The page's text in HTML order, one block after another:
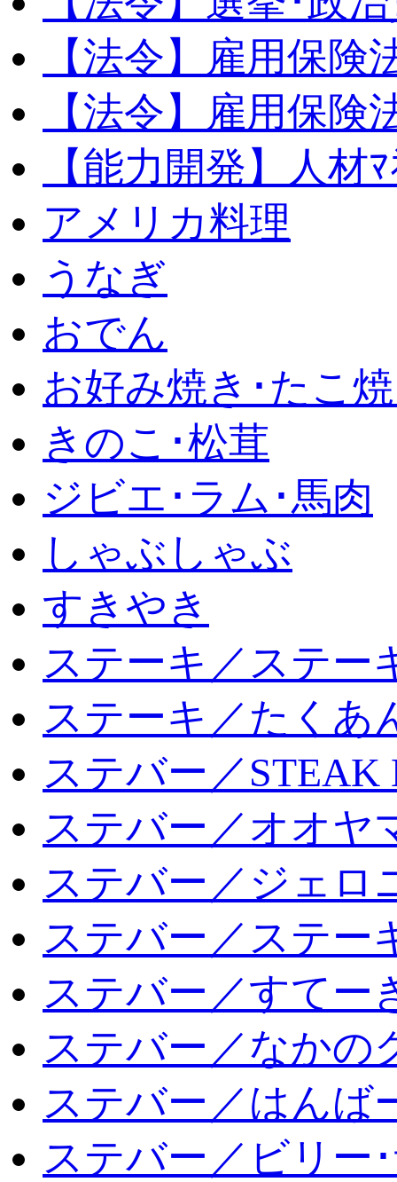
【法令】雇用保険
【法令】雇用保険
【能力開発】人材
アメリカ料理
うなぎ
おでん
お好み焼き･たこ
きのこ･松茸
ジビエ･ラム･馬肉
しゃぶしゃぶ
すきやき
ステーキ／ステー
ステーキ／たくあ
ステバー／STEAK
ステバー／オオヤ
ステバー／ジェロ
ステバー／ステー
ステバー／すてー
ステバー／なかの
ステバー／はんば
ステバー／ビリー